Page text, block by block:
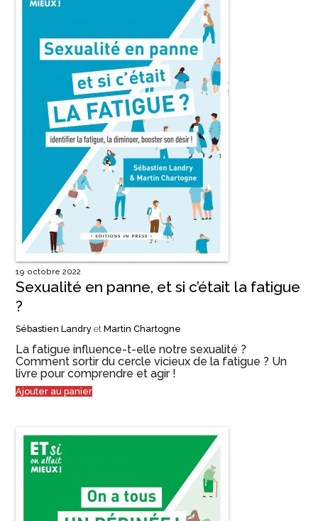
19 octobre 2022
Sexualité en panne, et si c’était la fatigue
?
Sébastien Landryet Martin Chartogne
La fatigue influence-t-elle notre sexualité ?
Comment sortir du cercle vicieux de la fatigue ? Un
livre pour comprendre et agir !
Ajouter au panier